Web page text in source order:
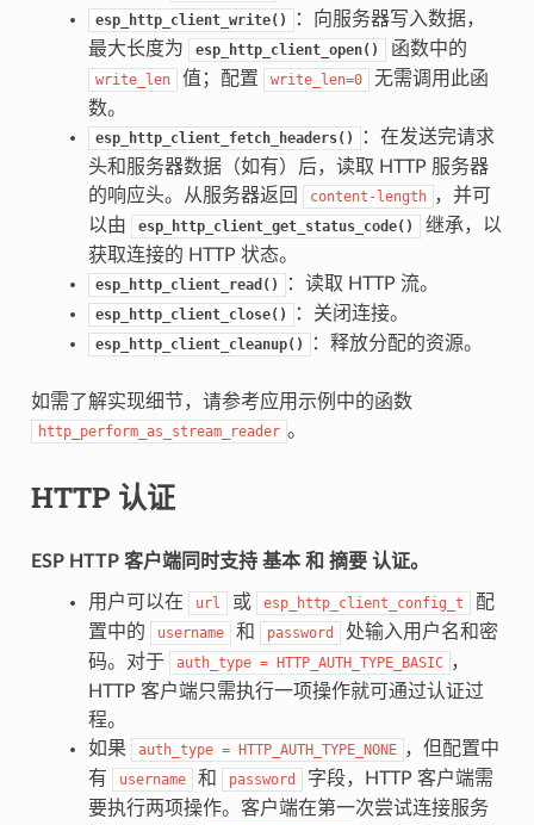
esp_http_client_write()
：向服务器写入数据，
最大长度为
esp_http_client_open() 函数中的
write_len 值；配置 write_len=0
无需调用此函
数。
esp_http_client_fetch_headers()
：在发送完请求
头和服务器数据（如有）后，读取 HTTP 服务器
的响应头。从服务器返回
content-length ，并可
以由
esp_http_client_get_status_code()
继承，以
获取连接的 HTTP 状态。
esp_http_client_read() ：读取 HTTP 流。
esp_http_client_close() ：关闭连接。
esp_http_client_cleanup() ：释放分配的资源。
如需了解实现细节，请参考应用示例中的函数
http_perform_as_stream_reader 。
HTTP 认证
ESP HTTP 客户端同时支持 基本和 摘要认证。
用户可以在 url 或 esp_http_client_config_t
配
置中的
username 和 password
处输入用户名和密
码。对于
auth_type = HTTP_AUTH_TYPE_BASIC ，
HTTP 客户端只需执行一项操作就可通过认证过
程。
如果
auth_type = HTTP_AUTH_TYPE_NONE ，但配置中
有
username 和 password
字段，HTTP 客户端需
要执行两项操作。客户端在第一次尝试连接服务